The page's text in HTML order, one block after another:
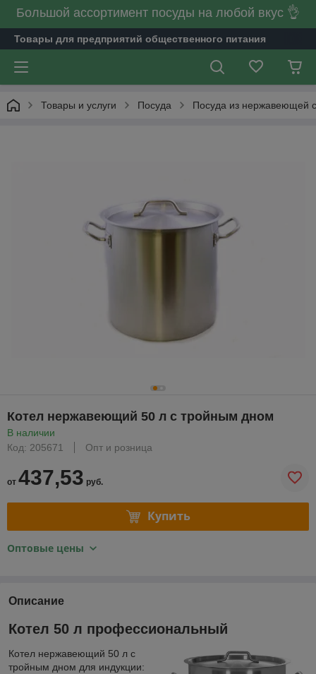
Большой ассортимент посуды на любой вкус 👌
Товары для предприятий общественного питания
Товары и услуги Посуда Посуда из нержавеющей
Котел нержавеющий 50 л с тройным дном
В наличии
Код: 205671
Опт и розница
от 437,53 руб.
Купить
Оптовые цены
Описание
Котел 50 л профессиональный
Котел нержавеющий 50 л с
тройным дном для индукции: